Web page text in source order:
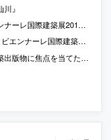
』
際建築展2012のレポート
国際建築展での展示の動画
OSAKA」が開催中[-2012/9/17]